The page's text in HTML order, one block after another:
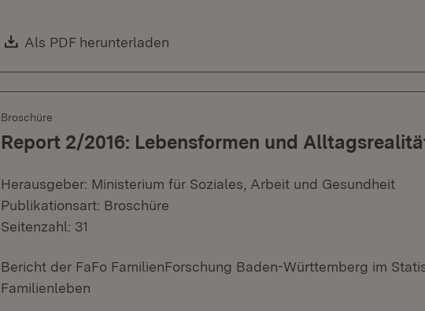
Download:
Als PDF herunterladen
Broschüre
Report 2/2016: Lebensformen und
Herausgeber: Ministerium für Soziales, Arbeit und Gesundheit
Publikationsart: Broschüre
Seitenzahl: 31
Bericht der FaFo FamilienForschung Baden-Württemberg im
Familienleben